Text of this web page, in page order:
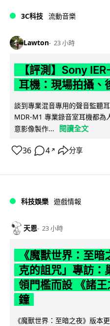
3C科技 流動音樂
Lawton 23 小時
【評測】Sony
耳機：現場拍攝、
談到專業混音專用的聲音監聽
MDR-M1 專業錄音室耳機都為
意影像製作...
閱讀全文
36 4 ↗ 分享
科技娛樂 遊戲情報
天恩 23 小時
《魔獸世界：至
克的詛咒」專訪：
領門檻而設 《諸
鐘
《魔獸世界：至暗之夜》版本